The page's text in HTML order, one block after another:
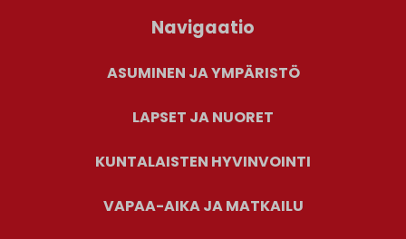
Navigaatio
ASUMINEN JA YMPÄRISTÖ
LAPSET JA NUORET
KUNTALAISTEN HYVINVOINTI
VAPAA-AIKA JA MATKAILU